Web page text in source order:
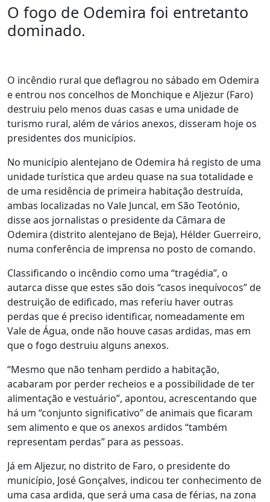
O fogo de Odemira foi entretanto
dominado.
O incêndio rural que deflagrou no sábado em Odemira
e entrou nos concelhos de Monchique e Aljezur (Faro)
destruiu pelo menos duas casas e uma unidade de
turismo rural, além de vários anexos, disseram hoje os
presidentes dos municípios.
No município alentejano de Odemira há registo de uma
unidade turística que ardeu quase na sua totalidade e
de uma residência de primeira habitação destruída,
ambas localizadas no Vale Juncal, em São Teotónio,
disse aos jornalistas o presidente da Câmara de
Odemira (distrito alentejano de Beja), Hélder Guerreiro,
numa conferência de imprensa no posto de comando.
Classificando o incêndio como uma “tragédia”, o
autarca disse que estes são dois “casos inequívocos” de
destruição de edificado, mas referiu haver outras
perdas que é preciso identificar, nomeadamente em
Vale de Água, onde não houve casas ardidas, mas em
que o fogo destruiu alguns anexos.
“Mesmo que não tenham perdido a habitação,
acabaram por perder recheios e a possibilidade de ter
alimentação e vestuário”, apontou, acrescentando que
há um “conjunto significativo” de animais que ficaram
sem alimento e que os anexos ardidos “também
representam perdas” para as pessoas.
Já em Aljezur, no distrito de Faro, o presidente do
município, José Gonçalves, indicou ter conhecimento de
uma casa ardida, que será uma casa de férias, na zona